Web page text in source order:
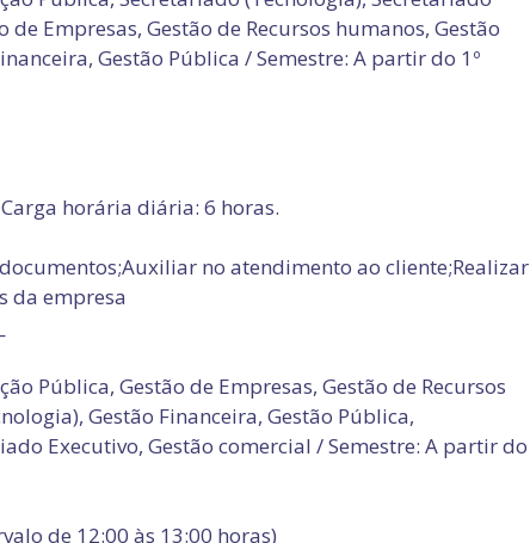
de Empresas, Gestão de Recursos humanos, Gestão
Gestão Pública / Semestre: A partir do 1º
horária diária: 6 horas.
no atendimento ao cliente;Realizar
da empresa
Pública, Gestão de Empresas, Gestão de Recursos
Gestão Financeira, Gestão Pública,
Executivo, Gestão comercial / Semestre: A partir do
de 12:00 às 13:00 horas)